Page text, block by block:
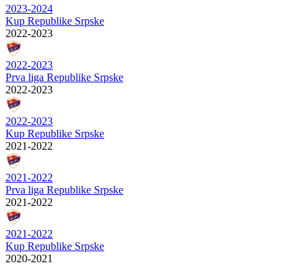
2023-2024
Kup Republike Srpske
2022-2023
2022-2023
Prva liga Republike Srpske
2022-2023
2022-2023
Kup Republike Srpske
2021-2022
2021-2022
Prva liga Republike Srpske
2021-2022
2021-2022
Kup Republike Srpske
2020-2021